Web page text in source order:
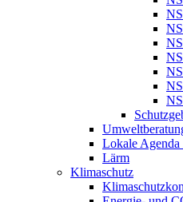
Lokale Agenda
Lärm
Klimaschutz